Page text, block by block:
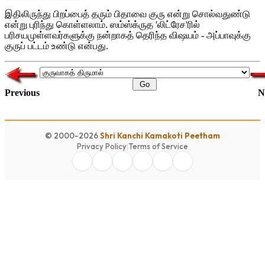
இதிலிருந்து பிறப்பைத் தரும் பிதாவை குரு என்று சொல்வதுண்டு
என்று புரிந்து கொள்ளலாம். ஸம்ஸ்க்ருத 'லிட்ரேச'ரில்
பரிசயமுள்ளவர்களுக்கு நன்றாகத் தெரிந்த விஷயம் - அப்பாவுக்கு
குருப் பட்டம் உண்டு என்பது.
Previous
© 2000-2026Shri Kanchi Kamakoti Peetham
Privacy Policy|Terms of Service